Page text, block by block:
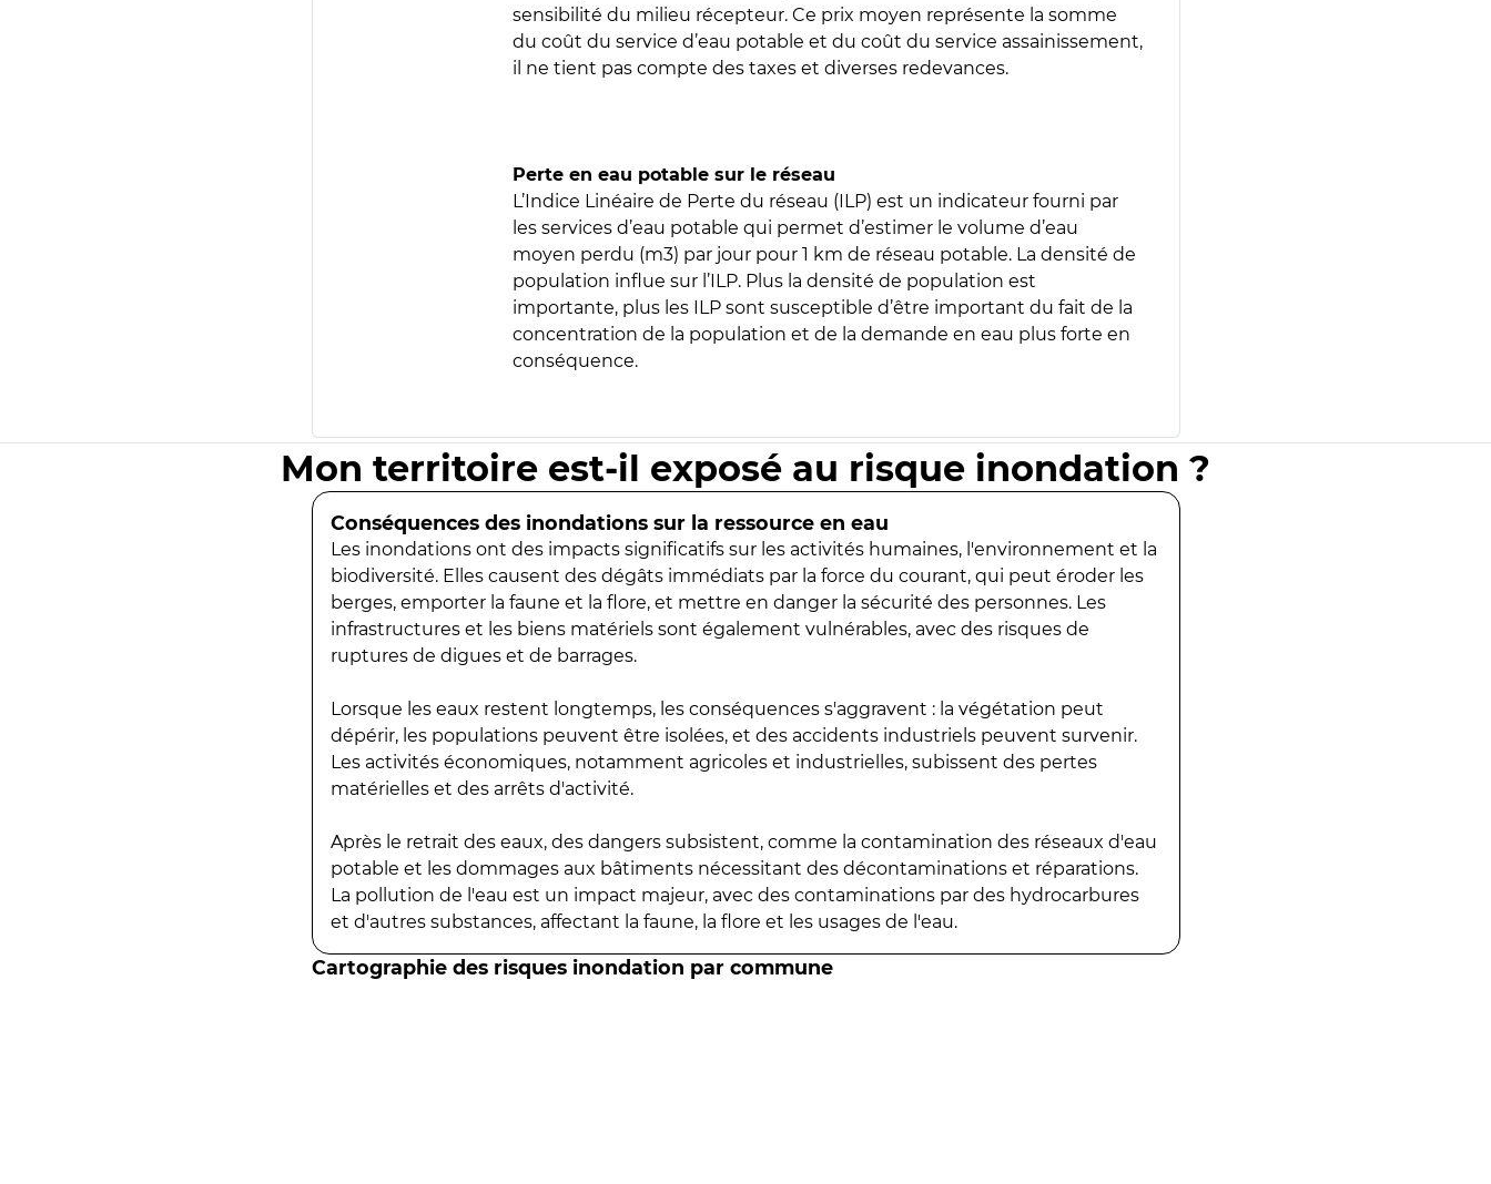
sensibilité du milieu récepteur. Ce prix moyen représente la somme
du coût du service d’eau potable et du coût du service assainissement,
il ne tient pas compte des taxes et diverses redevances.
Perte en eau potable sur le réseau
L’Indice Linéaire de Perte du réseau (ILP) est un indicateur fourni par
les services d’eau potable qui permet d’estimer le volume d’eau
moyen perdu (m3) par jour pour 1 km de réseau potable. La densité de
population influe sur l’ILP. Plus la densité de population est
importante, plus les ILP sont susceptible d’être important du fait de la
concentration de la population et de la demande en eau plus forte en
conséquence.
Mon territoire est-il exposé au risque inondation ?
Conséquences des inondations sur la ressource en eau
Les inondations ont des impacts significatifs sur les activités humaines, l'environnement et la
biodiversité. Elles causent des dégâts immédiats par la force du courant, qui peut éroder les
berges, emporter la faune et la flore, et mettre en danger la sécurité des personnes. Les
infrastructures et les biens matériels sont également vulnérables, avec des risques de
ruptures de digues et de barrages.
Lorsque les eaux restent longtemps, les conséquences s'aggravent : la végétation peut
dépérir, les populations peuvent être isolées, et des accidents industriels peuvent survenir.
Les activités économiques, notamment agricoles et industrielles, subissent des pertes
matérielles et des arrêts d'activité.
Après le retrait des eaux, des dangers subsistent, comme la contamination des réseaux d'eau
potable et les dommages aux bâtiments nécessitant des décontaminations et réparations.
La pollution de l'eau est un impact majeur, avec des contaminations par des hydrocarbures
et d'autres substances, affectant la faune, la flore et les usages de l'eau.
Cartographie des risques inondation par commune